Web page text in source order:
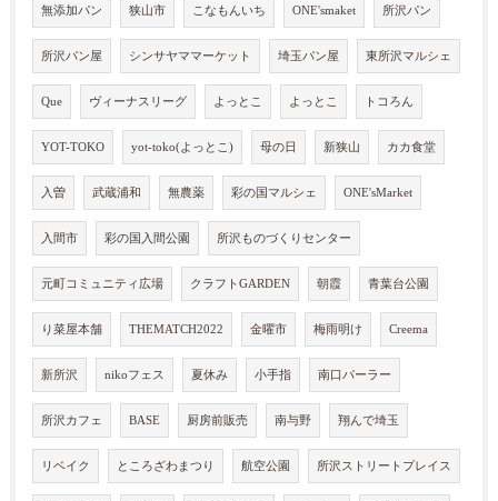
無添加パン 狭山市 こなもんいち ONE'smaket 所沢パン
所沢パン屋 シンサヤママーケット 埼玉パン屋 東所沢マルシェ
Que ヴィーナスリーグ よっとこ よっとこ トコろん
YOT-TOKO yot-toko(よっとこ) 母の日 新狭山 カカ食堂
入曽 武蔵浦和 無農薬 彩の国マルシェ ONE'sMarket
入間市 彩の国入間公園 所沢ものづくりセンター
元町コミュニティ広場 クラフトGARDEN 朝霞 青葉台公園
り菜屋本舗 THEMATCH2022 金曜市 梅雨明け Creema
新所沢 nikoフェス 夏休み 小手指 南口パーラー
所沢カフェ BASE 厨房前販売 南与野 翔んで埼玉
リベイク ところざわまつり 航空公園 所沢ストリートプレイス